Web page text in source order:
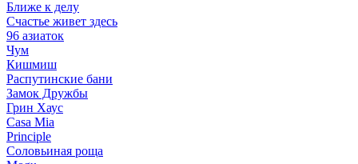
Ближе к делу
Счастье живет здесь
96 азиаток
Чум
Кишмиш
Распутинские бани
Замок Дружбы
Грин Хаус
Casa Mia
Principle
Соловьиная роща